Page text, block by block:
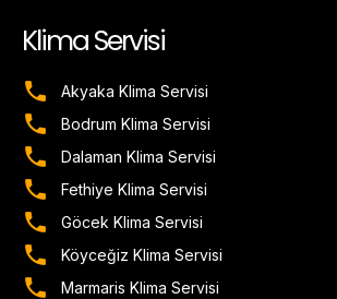
Klima Servisi
Akyaka Klima Servisi
Bodrum Klima Servisi
Dalaman Klima Servisi
Fethiye Klima Servisi
Göcek Klima Servisi
Köyceğiz Klima Servisi
Marmaris Klima Servisi